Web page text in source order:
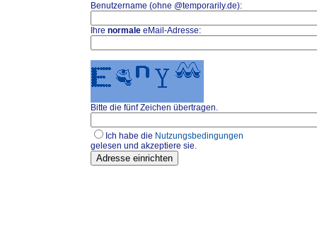
Benutzername (ohne @temporarily.de):
Ihre normale eMail-Adresse:
Bitte die fünf Zeichen übertragen.
Ich habe die Nutzungsbedingungen
gelesen und akzeptiere sie.